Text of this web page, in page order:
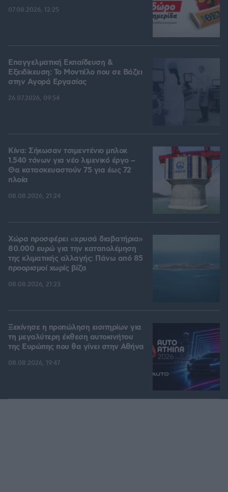
07.08.2026, 12:25
Επαγγελματική Εκπαίδευση &
Εξειδίκευση: Το Mοντέλο που σε Bάζει
στην Aγορά Eργασίας
26.07.2026, 09:54
Κίνα: Σήκωσαν τσιμεντένιο μπλοκ
1.540 τόνων για νέο λιμενικό έργο –
Θα κατασκευαστούν 75 για έως 72
πλοία
08.08.2026, 21:24
Χώρα προσφέρει «χρυσά διαβατήρια»
80.000 ευρώ για την καταπολέμηση
της κλιματικής αλλαγής: Πάνω από 85
προορισμοί χωρίς βίζα
08.08.2026, 21:23
Ξεκίνησε η προπώληση εισιτηρίων για
τη μεγαλύτερη έκθεση αυτοκινήτου
της Ευρώπης που θα γίνει στην Αθήνα
08.08.2026, 19:47